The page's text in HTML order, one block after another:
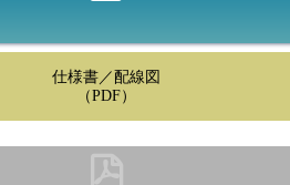
仕様書／配線図
（PDF）